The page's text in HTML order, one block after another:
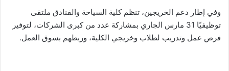
وفي إطار دعم الخريجين، تنظم كلية السياحة والفنادق ملتقى
توظيفيًا 31 مارس الجاري بمشاركة عدد من كبرى الشركات، لتوفير
فرص عمل وتدريب لطلاب وخريجي الكلية، وربطهم بسوق العمل.